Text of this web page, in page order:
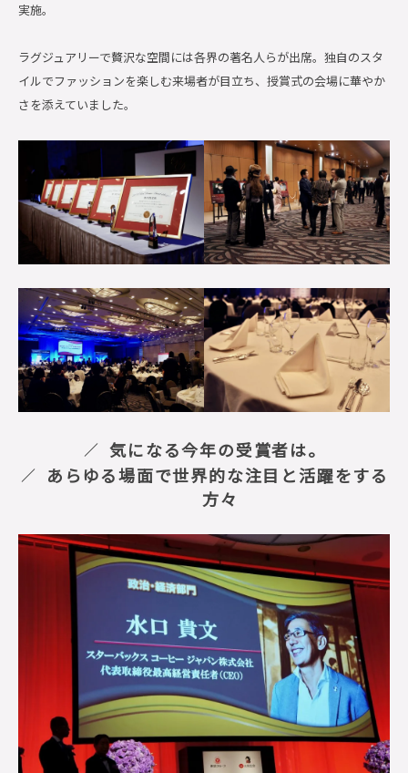
実施。
ラグジュアリーで贅沢な空間には各界の著名人らが出席。独自のスタ
イルでファッションを楽しむ来場者が目立ち、授賞式の会場に華やか
さを添えていました。
気になる今年の受賞者は。
あらゆる場面で世界的な注目と活躍をする
方々